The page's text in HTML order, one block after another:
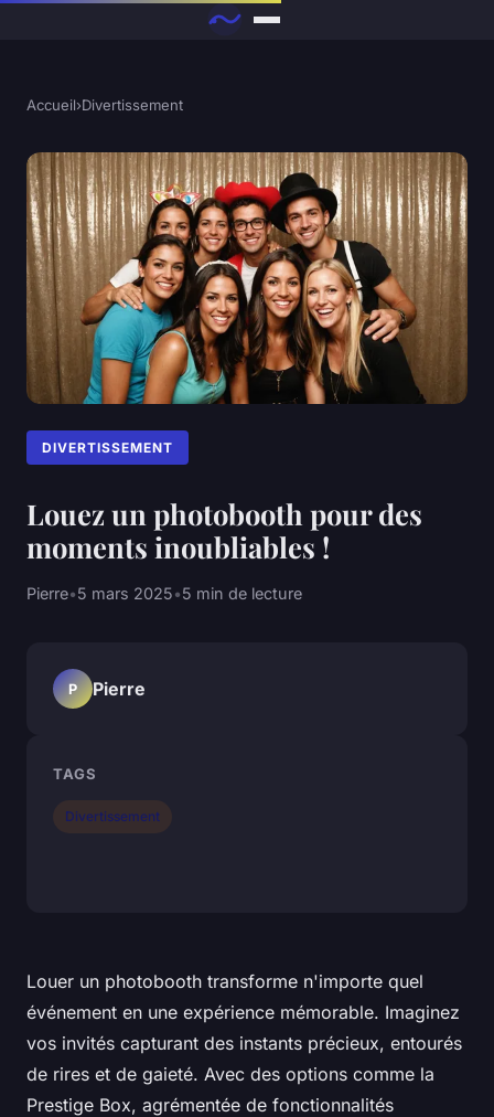
Accueil›Divertissement
DIVERTISSEMENT
Louez un photobooth pour des
moments inoubliables !
Pierre•5 mars 2025•5 min de lecture
Louer un photobooth transforme n'importe quel
événement en une expérience mémorable. Imaginez
vos invités capturant des instants précieux, entourés
de rires et de gaieté. Avec des options comme la
Prestige Box, agrémentée de fonctionnalités
P Pierre
TAGS
Divertissement